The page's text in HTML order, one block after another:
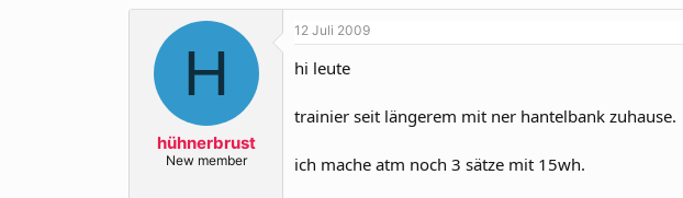
t
t
H
hühnerbrust
New member
12 Juli 2009
hi leute
trainier seit längerem mit ner hantelbank zuhause.
ich mache atm noch 3 sätze mit 15wh.